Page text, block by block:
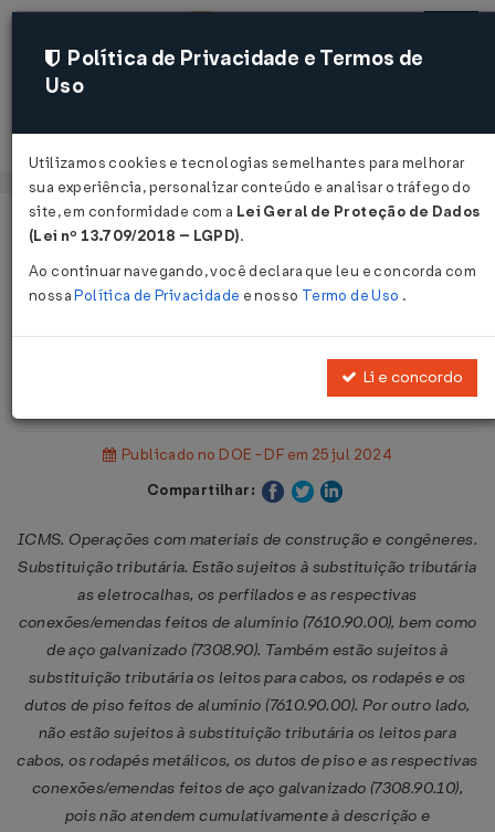
Acessar
Página Inicial
Legislações
Solução de Consulta COTRI Nº 21
DE 23/07/2024
Publicado no DOE - DF em 25 jul 2024
Compartilhar:
ICMS. Operações com materiais de construção e congêneres.
Substituição tributária. Estão sujeitos à substituição tributária
as eletrocalhas, os perfilados e as respectivas
conexões/emendas feitos de alumínio (7610.90.00), bem como
de aço galvanizado (7308.90). Também estão sujeitos à
substituição tributária os leitos para cabos, os rodapés e os
dutos de piso feitos de alumínio (7610.90.00). Por outro lado,
não estão sujeitos à substituição tributária os leitos para
cabos, os rodapés metálicos, os dutos de piso e as respectivas
conexões/emendas feitos de aço galvanizado (7308.90.10),
pois não atendem cumulativamente à descrição e
Política de Privacidade e Termos de
Uso
Utilizamos cookies e tecnologias semelhantes para melhorar
sua experiência, personalizar conteúdo e analisar o tráfego do
site, em conformidade com a Lei Geral de Proteção de Dados
(Lei nº 13.709/2018 – LGPD).
Ao continuar navegando, você declara que leu e concorda com
nossaPolítica de Privacidade e nosso Termo de Uso .
Li e concordo